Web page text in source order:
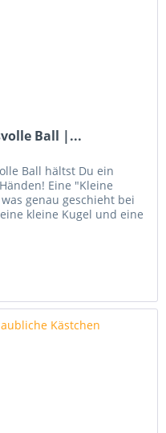
Ball |...
Ball hältst Du ein
Eine "Kleine
genau geschieht bei
kleine Kugel und eine